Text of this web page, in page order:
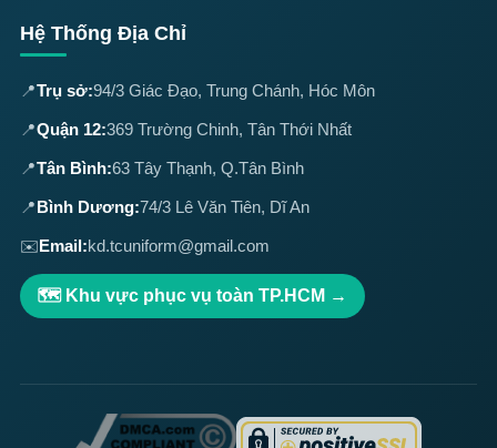
Hệ Thống Địa Chỉ
📍Trụ sở:94/3 Giác Đạo, Trung Chánh, Hóc Môn
📍Quận 12:369 Trường Chinh, Tân Thới Nhất
📍Tân Bình:63 Tây Thạnh, Q.Tân Bình
📍 Bình Dương:74/3 Lê Văn Tiên, Dĩ An
✉️ Email:kd.tcuniform@gmail.com
🗺️ Khu vực phục vụ toàn TP.HCM →